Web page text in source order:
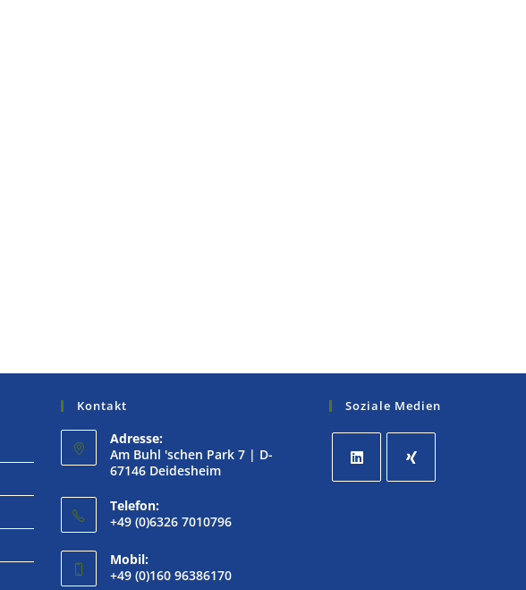
Kontakt
Adresse:
Am Buhl 'schen Park 7 | D-
67146 Deidesheim
Telefon:
+49 (0)6326 7010796
Mobil:
+49 (0)160 96386170
Soziale Medien